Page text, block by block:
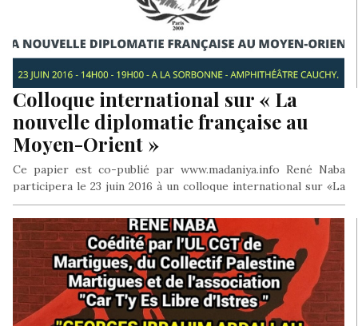
Colloque international sur « La
nouvelle diplomatie française au
Moyen-Orient »
Ce papier est co-publié par www.madaniya.info René Naba
participera le 23 juin 2016 à un colloque international sur «La
nouvelle…